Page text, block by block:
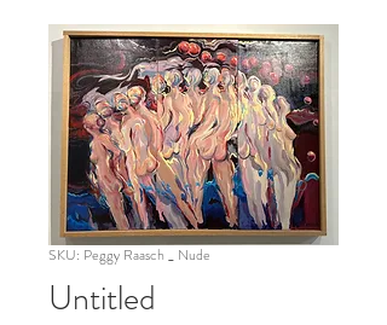
SKU: Peggy Raasch _ Nude
Untitled